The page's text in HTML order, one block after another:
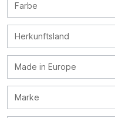
Farbe
Herkunftsland
Made in Europe
Marke